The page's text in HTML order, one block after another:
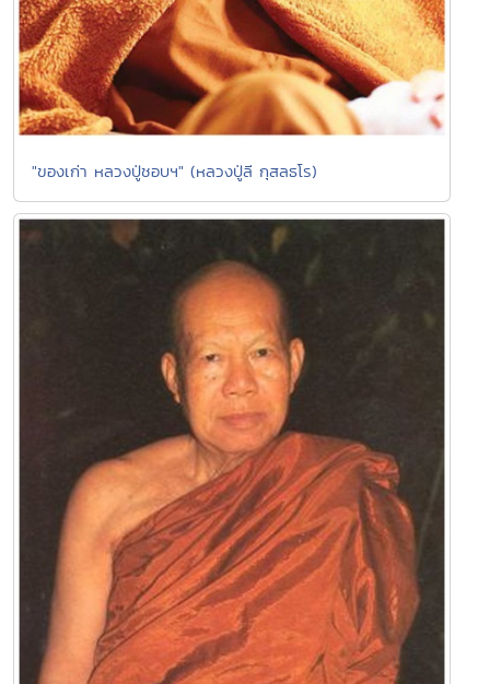
"ของเก่า หลวงปู่ชอบฯ" (หลวงปู่ลี กุสลธโร)